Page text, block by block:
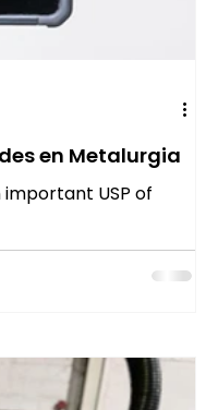
en Metalurgia
USP of